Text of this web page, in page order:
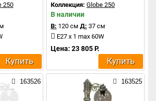
250
Купить
Коллекция: Globe 250
В наличии
В: 120 см Д: 37 см
E27 x 1 max 60W
Цена: 23 805 Р.
Купить
163526 163525